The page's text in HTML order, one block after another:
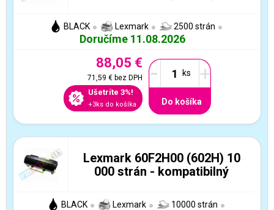
BLACK Lexmark 2500 strán
Doručíme 11.08.2026
88,05 €
71,59 €bez DPH
Ušetríte 3%!
+3ks do košíka
- +
Do košíka
Lexmark 60F2H00 (602H) 10
000 strán - kompatibilný
BLACK Lexmark 10000 strán